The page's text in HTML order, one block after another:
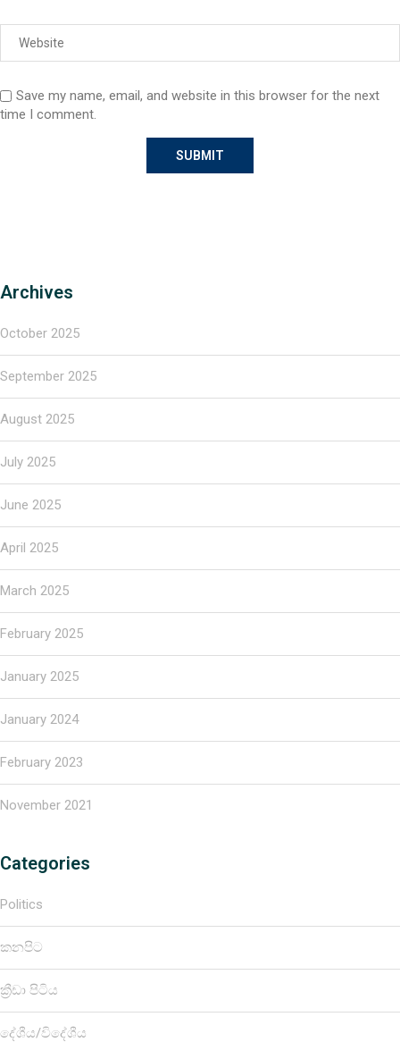
Save my name, email, and website in this browser for the next
time I comment.
Archives
October 2025
September 2025
August 2025
July 2025
June 2025
April 2025
March 2025
February 2025
January 2025
January 2024
February 2023
November 2021
Categories
Politics
කනපිට
ක්‍රීඩා පිටිය
දේශීය/විදේශීය